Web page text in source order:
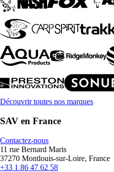
Découvrir toutes nos marques
SAV en France
Contactez-nous
11 rue Bernard Maris
37270 Montlouis-sur-Loire, France
+33 1 86 47 62 58